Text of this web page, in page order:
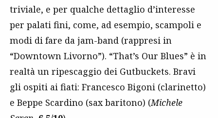
triviale, e per qualche dettaglio d’interesse
per palati fini, come, ad esempio, scampoli e
modi di fare da jam-band (rappresi in
“Downtown Livorno”). “That’s Our Blues” è in
realtà un ripescaggio dei Gutbuckets. Bravi
gli ospiti ai fiati: Francesco Bigoni (clarinetto)
e Beppe Scardino (sax baritono) (Michele